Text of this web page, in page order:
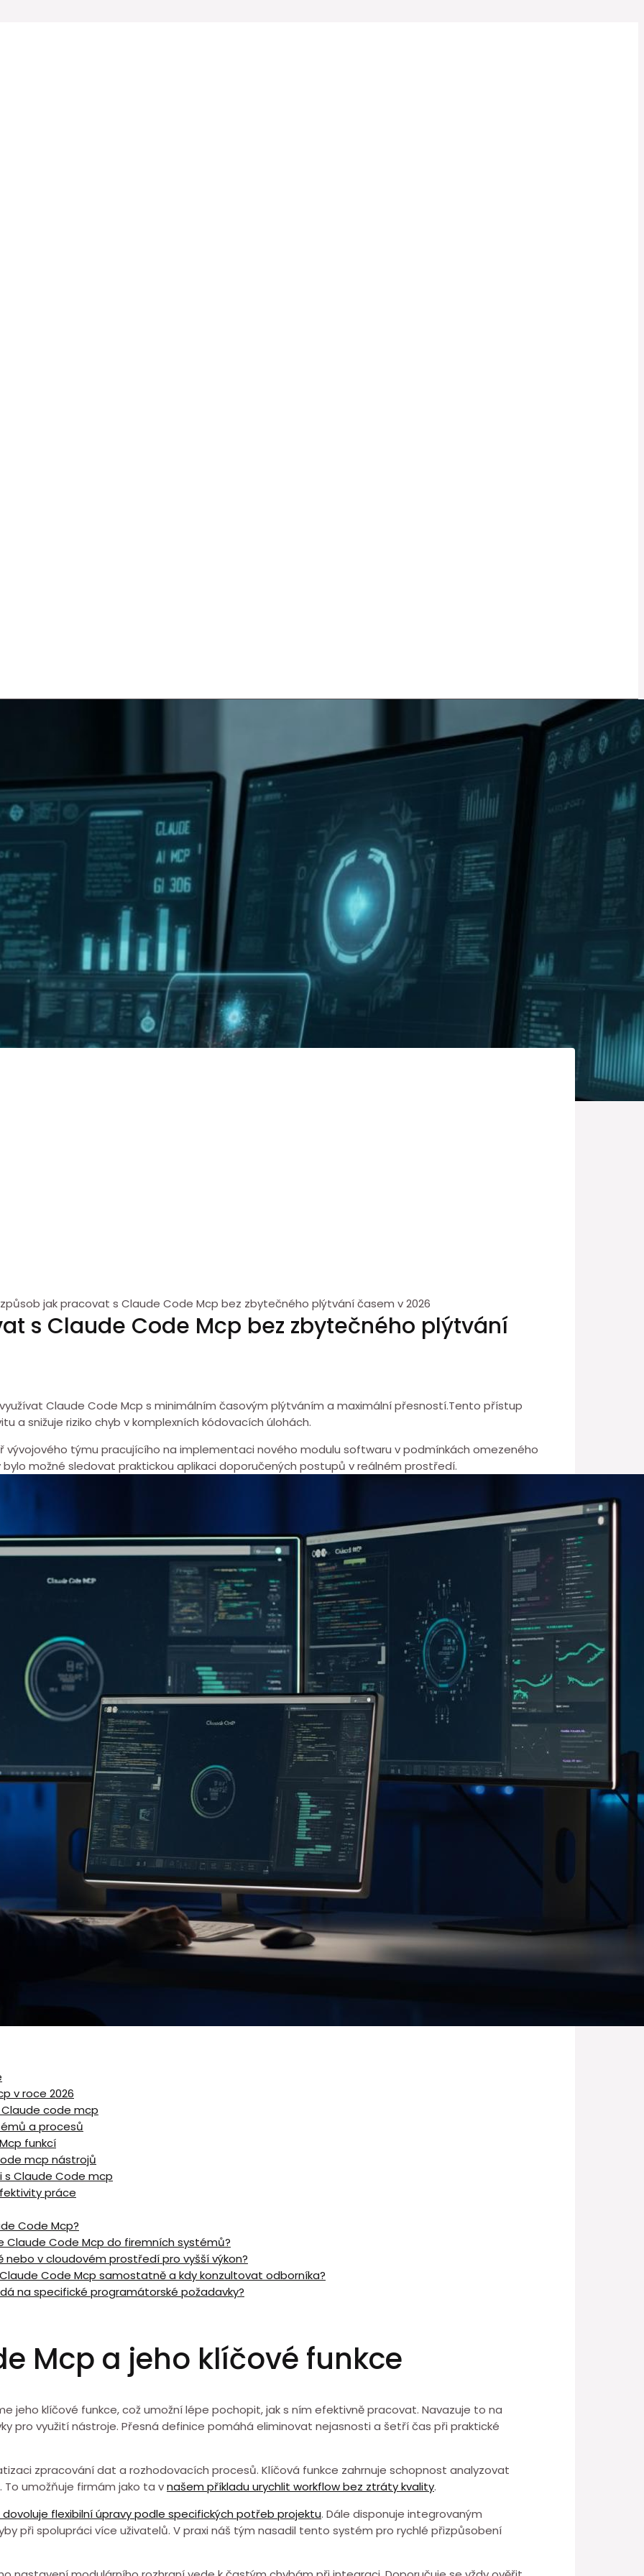
jak pracovat s Claude Code Mcp bez zbytečného plýtvání časem v 2026
s Claude Code Mcp bez zbytečného plýtvání
Claude Code Mcp s minimálním časovým plýtváním a maximální přesností.Tento přístup
a snižuje riziko chyb v komplexních kódovacích ⁣úlohách.
týmu pracujícího na implementaci nového modulu softwaru v podmínkách omezeného
možné sledovat praktickou aplikaci doporučených postupů v reálném prostředí.
v roce 2026
code mcp
a procesů
funkcí
mcp nástrojů
s Claude Code mcp
práce
Code⁣ Mcp?
Code Mcp⁤ do firemních systémů?
v cloudovém prostředí pro vyšší výkon?
Code Mcp samostatně⁣ a kdy konzultovat odborníka?
na specifické programátorské požadavky?
Mcp a ⁣jeho ⁤klíčové funkce
⁢jeho klíčové funkce, což umožní lépe pochopit, jak ⁣s ním efektivně pracovat. ⁤Navazuje to na
pro využití nástroje. ⁣Přesná definice pomáhá eliminovat nejasnosti a ⁣šetří čas při praktické⁢
⁢zpracování dat a rozhodovacích procesů. Klíčová⁤ funkce zahrnuje schopnost analyzovat
umožňuje firmám jako ta vnašem příkladu urychlit workflow bez ztráty kvality.
flexibilní úpravy podle specifických potřeb ⁣projektu.⁣ Dále ⁢disponuje integrovaným
při spolupráci více⁤ uživatelů. V praxi náš tým nasadil tento systém pro rychlé přizpůsobení